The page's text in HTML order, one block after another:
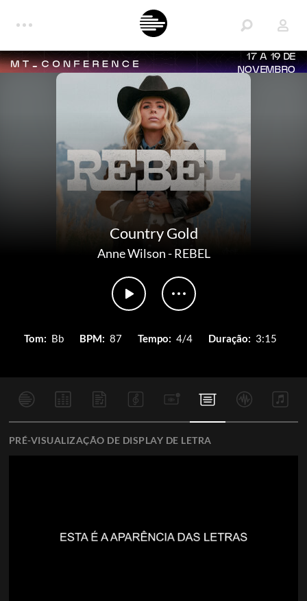
17 A 19 DE
NOVEMBRO
Country Gold
Anne Wilson-REBEL
Tom: Bb BPM: 87 Tempo: 4/4 Duração: 3:15
PRÉ-VISUALIZAÇÃO DE DISPLAY DE LETRA